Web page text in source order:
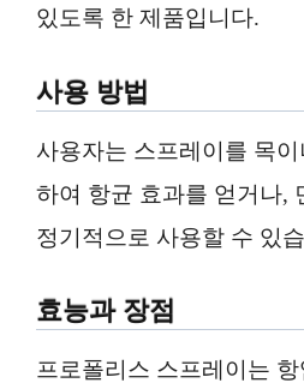
있도록 한 제품입니다.
사용 방법
사용자는 스프레이를 목
하여 항균 효과를 얻거나,
정기적으로 사용할 수 있
효능과 장점
프로폴리스 스프레이는